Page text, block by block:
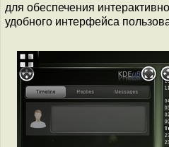
для обеспечения
удобного интерфейса